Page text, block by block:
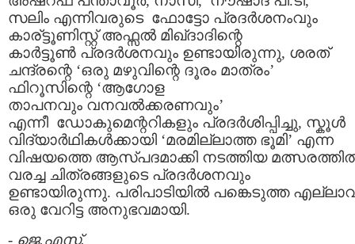
സലിം എന്നിവരുടെ ഫോട്ടോ പ്രദര്‍ശനംവും
കാര്ട്ടൂണിസ്റ്റ് അഫ്സല്‍ മിഖ്‌ദാദിന്റെ
കാര്‍ട്ടൂണ്‍ പ്രദര്‍ശനവും ഉണ്ടായിരുന്നു, ശരത്
ചന്ദ്രന്റെ ‘ഒരു മഴുവിന്റെ ദൂരം മാത്രം’
ഫിറൂസിന്റെ ‘ആഗോള
താപനവും വനവല്‍ക്കരണവും’
എന്നീ ഡോകുമെന്ററികളും പ്രദര്‍ശിപ്പിച്ചു, സ്കൂള്‍
വിദ്യാര്‍ഥികള്‍ക്കായി ‘മരമില്ലാത്ത ഭൂമി’ എന്ന
വിഷയത്തെ ആസ്പദമാക്കി നടത്തിയ
വരച്ച ചിത്രങ്ങളുടെ പ്രദര്‍ശനവും
ഉണ്ടായിരുന്നു. പരിപാടിയില്‍ പങ്കെടുത്ത
ഒരു വേറിട്ട അനുഭവമായി.
- ജെ.എസ്.